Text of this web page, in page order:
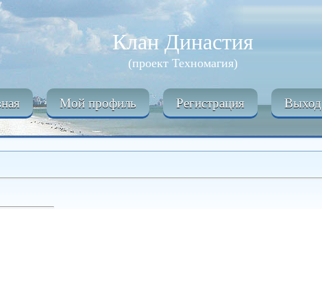
Клан Династия
(проект Техномагия)
Мой профиль Регистрация Выход